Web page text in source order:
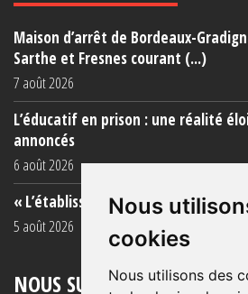
Nous
cookies
Nous utilisons des
Maison d’arrêt de Bordeaux-
Sarthe et Fresnes courant (...)
7 août 2026
L’éducatif en prison : une réalité
annoncés
6 août 2026
« L’établissement est une
5 août 2026
NOUS SUIVRE